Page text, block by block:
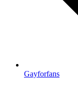
Gayforfans